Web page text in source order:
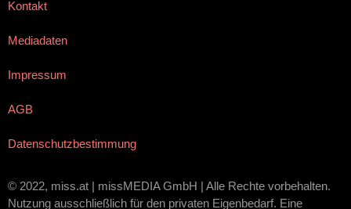
Kontakt
Mediadaten
Impressum
AGB
Datenschutzbestimmung
© 2022, miss.at | missMEDIA GmbH | Alle Rechte vorbehalten.
Nutzung ausschließlich für den privaten Eigenbedarf. Eine